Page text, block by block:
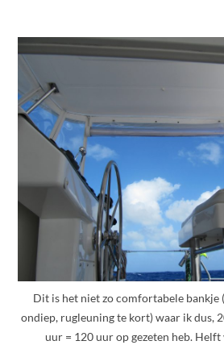
Dit is het niet zo comfortabele bankje
ondiep, rugleuning te kort) waar ik dus,
uur = 120 uur op gezeten heb.